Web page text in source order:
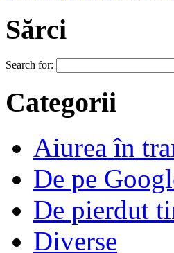
Sărci
Search for:
Categorii
Aiurea în
De pe
De pierdut
Diverse